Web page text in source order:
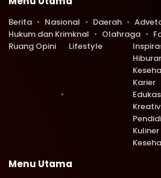
Berita Nasional Daerah
Hukum dan Krimknal
Olahraga
Ruang Opini
Lifestyle
Karier
Kuliner
Menu Utama